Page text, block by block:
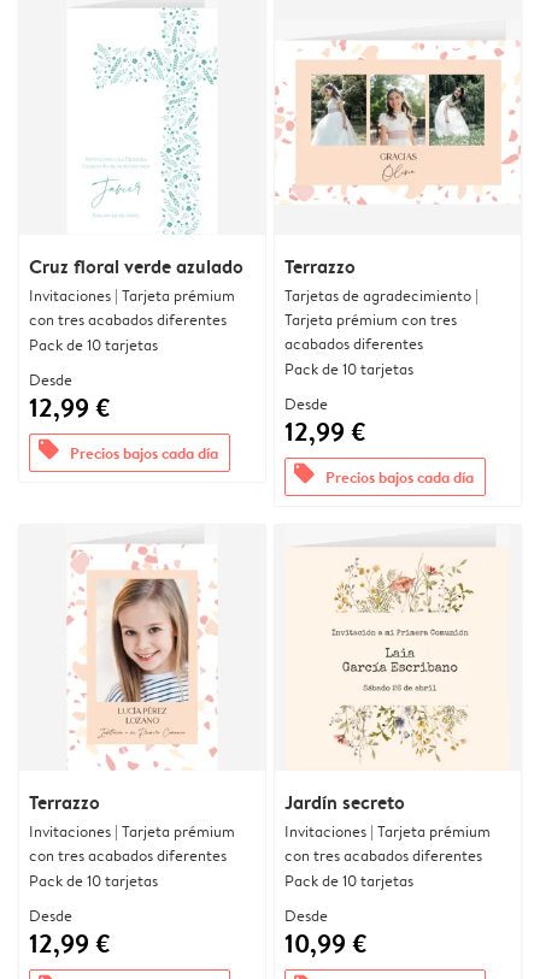
Cruz floral verde azulado
Invitaciones | Tarjeta prémium
con tres acabados diferentes
Pack de 10 tarjetas
Desde
12,99 €
offers Precios bajos cada día
Terrazzo
Tarjetas de agradecimiento |
Tarjeta prémium con tres
acabados diferentes
Pack de 10 tarjetas
Desde
12,99 €
offers Precios bajos cada día
Terrazzo
Invitaciones | Tarjeta prémium
con tres acabados diferentes
Pack de 10 tarjetas
Desde
12,99 €
Jardín secreto
Invitaciones | Tarjeta prémium
con tres acabados diferentes
Pack de 10 tarjetas
Desde
10,99 €